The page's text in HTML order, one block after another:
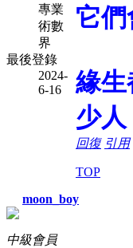
專業
術數
界
最後登錄
2024-
6-16
它
緣生
少
回復 引用
TOP
moon_boy
中級會員